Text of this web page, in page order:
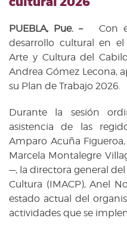
PUEBLA, Pue. –
Con
desarrollo cultural en
Arte y Cultura del
Andrea Gómez Lecona,
su Plan de Trabajo 2026.
Durante la sesión
asistencia de las
Amparo Acuña
Marcela Montalegre
—, la directora general
Cultura (IMACP), Anel
estado actual del
actividades que se